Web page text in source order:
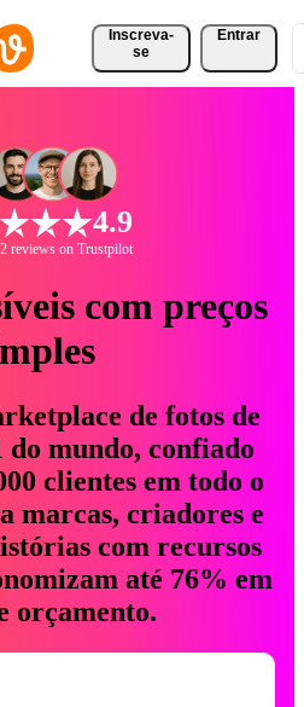
Inscreva-
se
Entrar
4.9
reviews on Trustpilot
com preços
de fotos de
do mundo, confiado
clientes em todo o
marcas, criadores e
com recursos
até 76% em
orçamento.